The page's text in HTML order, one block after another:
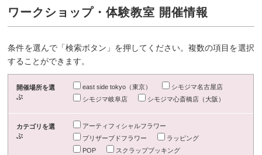
ワークショップ・体験教室 開催情報
条件を選んで「検索ボタン」を押してください。複数の項目を選択
することができます。
開催場所を選
ぶ
east side tokyo（東京）
シモジマ名古屋店
シモジマ岐阜店
シモジマ心斎橋店（大阪）
カテゴリを選
ぶ
アーティフィシャルフラワー
プリザーブドフラワー
ラッピング
POP
スクラップブッキング